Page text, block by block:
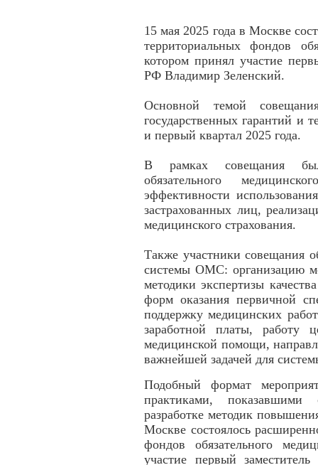
15 мая 2025 года в Москве
территориальных фондов
котором принял участие
РФ Владимир Зеленский.
Основной темой
государственных гарантий и
и первый квартал 2025 года.
В рамках совещания
обязательного
эффективности
застрахованных лиц,
медицинского страхования.
Также участники совещания
системы ОМС: организацию
методики экспертизы
форм оказания первичной
поддержку медицинских
заработной платы, работу
медицинской помощи,
важнейшей задачей для
Подобный формат
практиками, показавшими
разработке методик
Москве состоялось
фондов обязательного
участие первый